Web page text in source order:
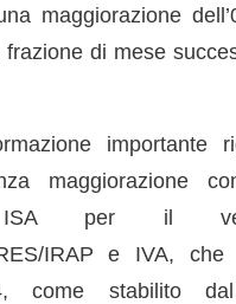
maggiorazione
di mese
importante
maggiorazione
ISA per il
IRAP e IVA, che
come stabilito